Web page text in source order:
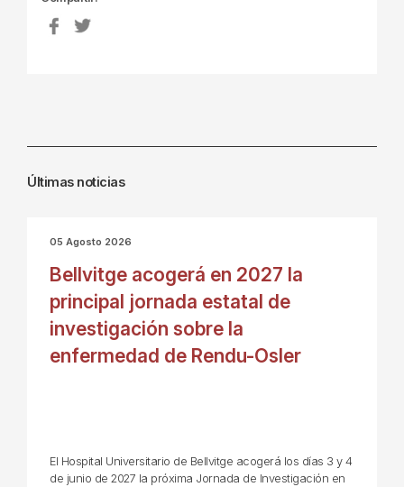
Últimas noticias
05 Agosto 2026
Bellvitge acogerá en 2027 la
principal jornada estatal de
investigación sobre la
enfermedad de Rendu-Osler
El Hospital Universitario de Bellvitge acogerá los días 3 y 4
de junio de 2027 la próxima Jornada de Investigación en